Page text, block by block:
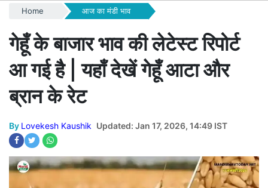
Home आज का मंडी भाव
गेहूँ के बाजार भाव की लेटेस्ट रिपोर्ट
आ गई है | यहाँ देखें गेहूँ आटा और
ब्रान के रेट
By Lovekesh Kaushik Updated: Jan 17, 2026, 14:49 IST